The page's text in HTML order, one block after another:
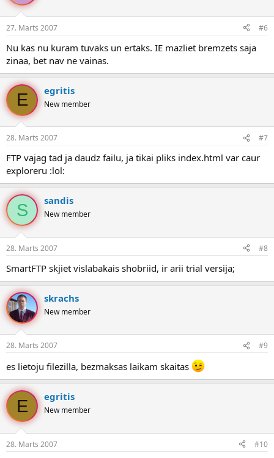
27. Marts 2007 #6
Nu kas nu kuram tuvaks un ertaks. IE mazliet bremzets saja
zinaa, bet nav ne vainas.
E egritis
New member
28. Marts 2007 #7
FTP vajag tad ja daudz failu, ja tikai pliks index.html var caur
exploreru :lol:
S sandis
New member
28. Marts 2007 #8
SmartFTP skjiet vislabakais shobriid, ir arii trial versija;
skrachs
New member
28. Marts 2007 #9
es lietoju filezilla, bezmaksas laikam skaitas
E egritis
New member
28. Marts 2007 #10